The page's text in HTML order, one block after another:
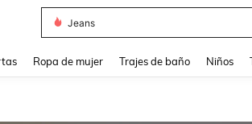
Jeans
Ropa de mujer Trajes de baño Niños